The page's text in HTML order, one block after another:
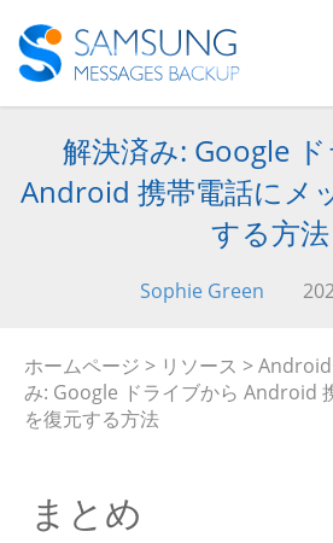
解決済み: Google
Android 携帯電話にメ
する方法
Sophie Green
ホームページ > リソース >Android
み: Google ドライブから Android
を復元する方法
まとめ